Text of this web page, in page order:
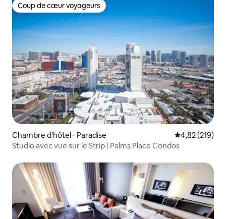
Coup de cœur voyageurs
Coup de cœur voyageurs
Chambre d'hôtel ⋅ Paradise Évaluation
4,82 (219)
Studio avec vue sur le Strip | Palms Place Condos